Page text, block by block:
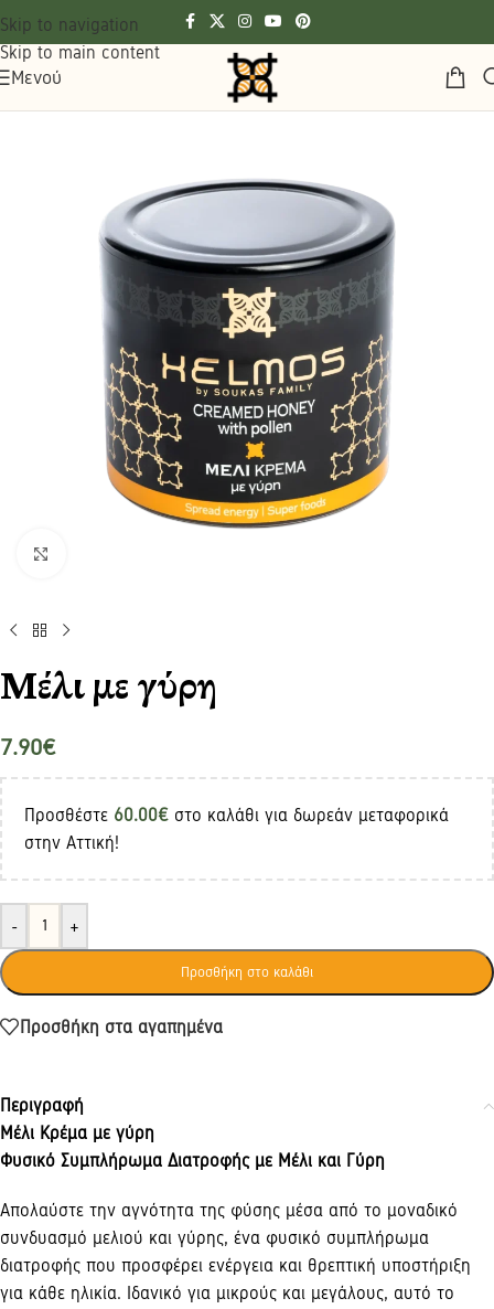
Skip to navigation
Skip to main content
Μενού
Μέλι με γύρη
7.90€
Προσθέστε 60.00€ στο καλάθι για δωρεάν μεταφορικά
στην Αττική!
- +
Προσθήκη στο καλάθι
Προσθήκη στα αγαπημένα
Περιγραφή
Μέλι Κρέμα με γύρη
Φυσικό Συμπλήρωμα Διατροφής με Μέλι και Γύρη
Απολαύστε την αγνότητα της φύσης μέσα από το μοναδικό
συνδυασμό μελιού και γύρης, ένα φυσικό συμπλήρωμα
διατροφής που προσφέρει ενέργεια και θρεπτική υποστήριξη
για κάθε ηλικία. Ιδανικό για μικρούς και μεγάλους, αυτό το